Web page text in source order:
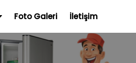
Foto Galeri İletişim